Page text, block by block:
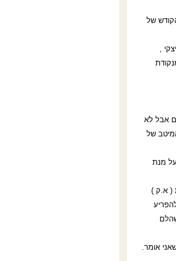
של
,
אבל לא
של
על מנת
( א.ק )
אומר.